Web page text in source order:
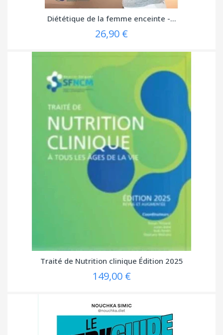
Diététique de la femme enceinte -...
26,90 €
Traité de Nutrition clinique Édition 2025
149,00 €